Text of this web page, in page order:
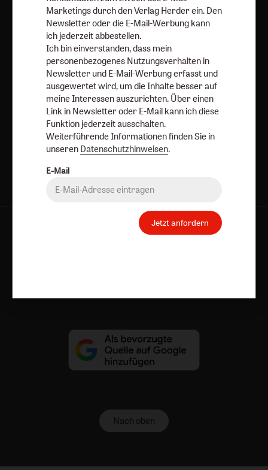
Newsletter oder E-Mail kann ich diese Funktion jederzeit
ausschalten.
Weiterführende Informationen finden Sie in unseren
Datenschutzhinweisen
Jetzt anmelden
AGB und Widerrufsbelehrung
Datenschutz
Nach oben
Marketings durch den Verlag Herder ein. Den
Newsletter oder die E-Mail-Werbung kann
ich jederzeit abbestellen.
Ich bin einverstanden, dass mein
personenbezogenes Nutzungsverhalten in
Newsletter und E-Mail-Werbung erfasst und
ausgewertet wird, um die Inhalte besser auf
meine Interessen auszurichten. Über einen
Link in Newsletter oder E-Mail kann ich diese
Funktion jederzeit ausschalten.
Weiterführende Informationen finden Sie in
unseren Datenschutzhinweisen.
E-Mail
Jetzt anfordern